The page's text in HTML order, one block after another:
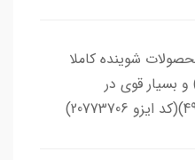
شوینده کاملا
بسیار قوی در